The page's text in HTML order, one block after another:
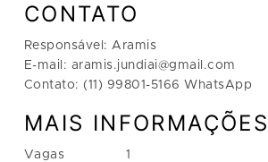
CONTATO
Responsável: Aramis
E-mail: aramis.jundiai@gmail.com
Contato: (11) 99801-5166 WhatsApp
MAIS INFORMAÇÕES
Vagas
1